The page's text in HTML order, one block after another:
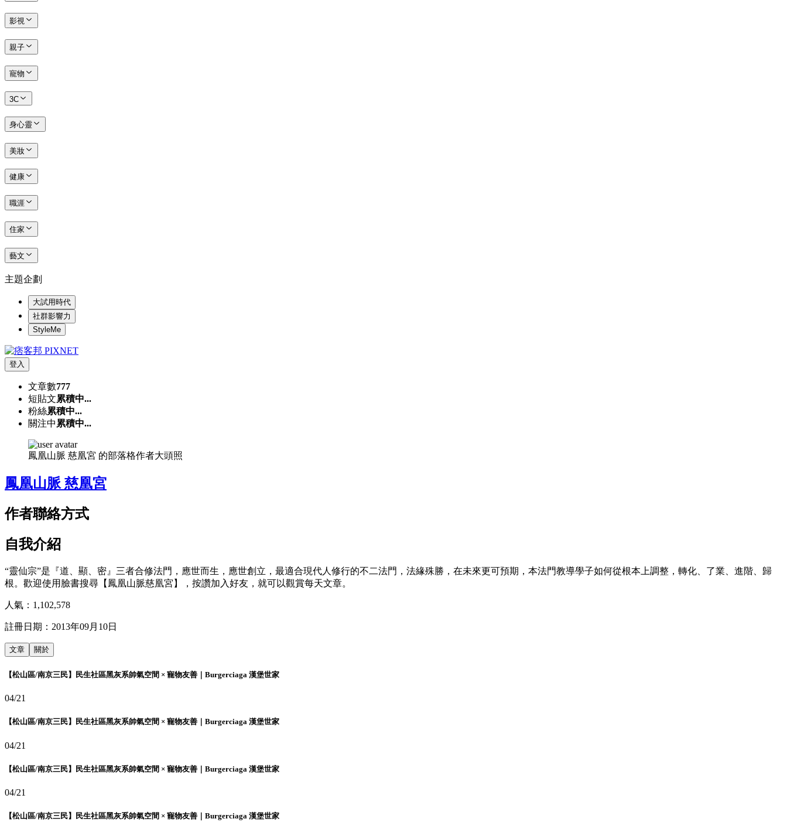
影視
親子
寵物
3C
身心靈
美妝
健康
職涯
住家
藝文
主題企劃
大試用時代
社群影響力
StyleMe
登入
文章數777
短貼文累積中...
粉絲累積中...
關注中 累積中...
鳳凰山脈 慈凰宮 的部落格作者大頭照
鳳凰山脈 慈凰宮
作者聯絡方式
自我介紹
“靈仙宗”是『道、顯、密』三者合修法門，應世而生，應世創立，最適合現代人修行的不二法門，法緣殊勝，在未來更可預期，本法門教導學子如何從根本上調整，轉化、了業、進階、歸
根。歡迎使用臉書搜尋【鳳凰山脈慈凰宮】，按讚加入好友，就可以觀賞每天文章。
人氣： 1,102,578
註冊日期： 2013年09月10日
文章 關於
【松山區/南京三民】民生社區黑灰系帥氣空間 × 寵物友善｜Burgerciaga 漢堡世家
04/21
【松山區/南京三民】民生社區黑灰系帥氣空間 × 寵物友善｜Burgerciaga 漢堡世家
04/21
【松山區/南京三民】民生社區黑灰系帥氣空間 × 寵物友善｜Burgerciaga 漢堡世家
04/21
【松山區/南京三民】民生社區黑灰系帥氣空間 × 寵物友善｜Burgerciaga 漢堡世家